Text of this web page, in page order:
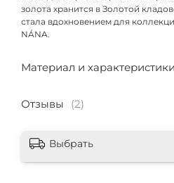
золота хранится в Золотой
стала вдохновением для
NÁNA.
Материал и характеристики
Отзывы (2)
Выбрать